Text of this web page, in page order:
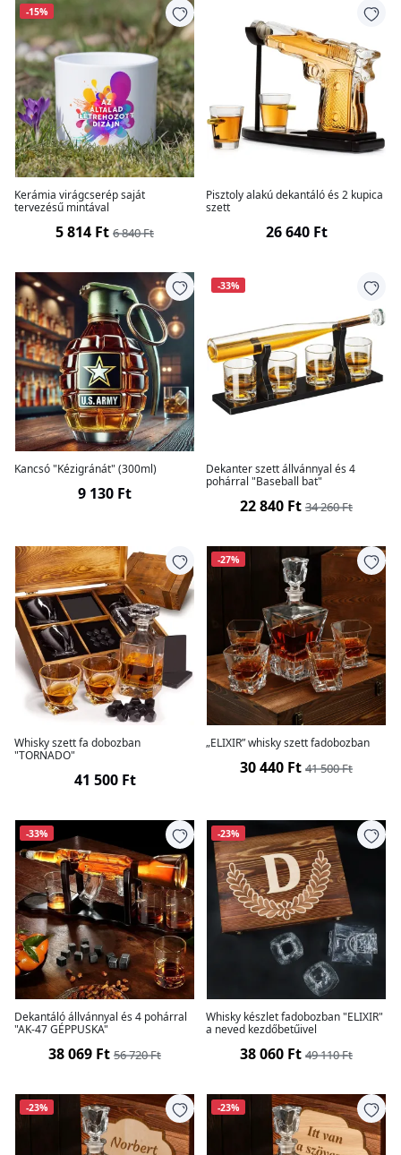
-15%
Kerámia virágcserép saját
tervezésű mintával
5 814 Ft 6 840 Ft
Pisztoly alakú dekantáló és 2 kupica
szett
26 640 Ft
Kancsó "Kézigránát" (300ml)
9 130 Ft
-33%
Dekanter szett állvánnyal és 4
pohárral "Baseball bat"
22 840 Ft 34 260 Ft
Whisky szett fa dobozban
"TORNADO"
41 500 Ft
-27%
„ELIXIR” whisky szett fadobozban
30 440 Ft 41 500 Ft
-33%
Dekantáló állvánnyal és 4 pohárral
"AK-47 GÉPPUSKA"
38 069 Ft 56 720 Ft
-23%
Whisky készlet fadobozban "ELIXIR"
a neved kezdőbetűivel
38 060 Ft 49 110 Ft
-23% -23%